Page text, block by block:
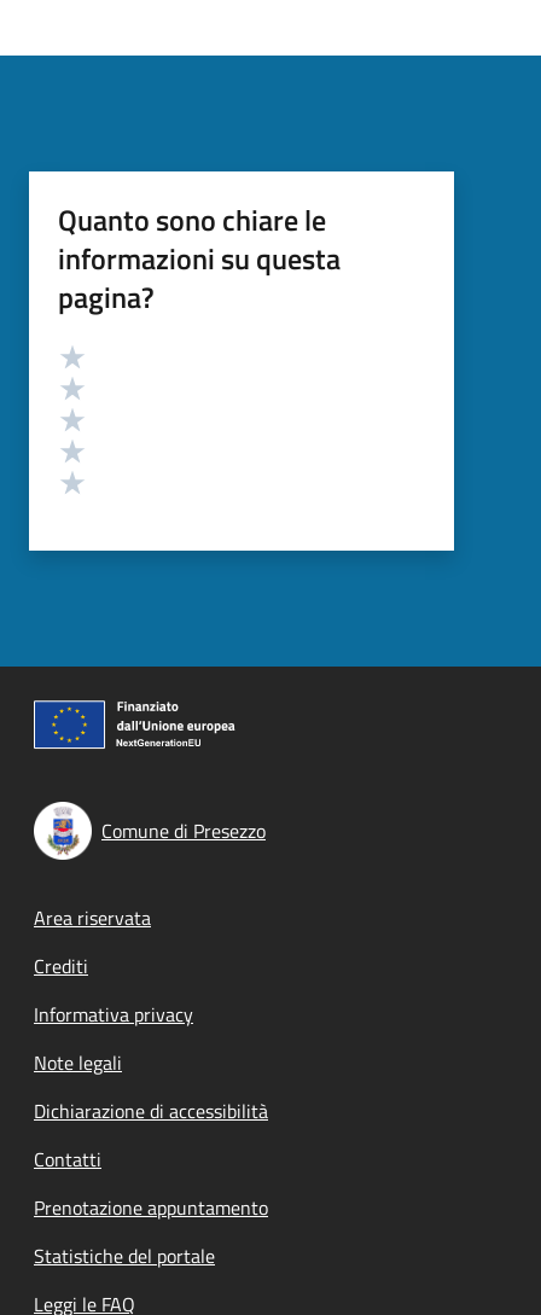
Quanto sono chiare le
informazioni su questa
pagina?
Valutazione
Comune di Presezzo
Footer menu
Area riservata
Crediti
Informativa privacy
Note legali
Dichiarazione di accessibilità
Contatti
Prenotazione appuntamento
Statistiche del portale
Leggi le FAQ